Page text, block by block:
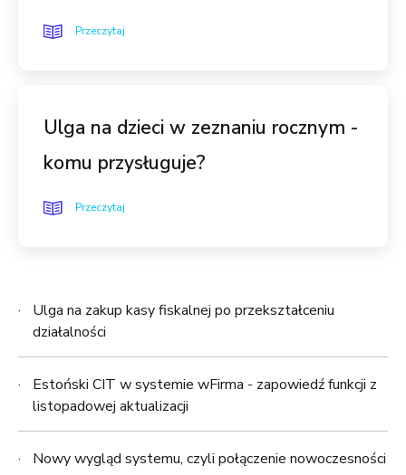
Przeczytaj
Ulga na dzieci w zeznaniu rocznym -
komu przysługuje?
Przeczytaj
Ulga na zakup kasy fiskalnej po przekształceniu
działalności
Estoński CIT w systemie wFirma - zapowiedź funkcji z
listopadowej aktualizacji
Nowy wygląd systemu, czyli połączenie nowoczesności